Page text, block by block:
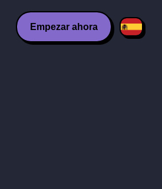
Empezar ahora